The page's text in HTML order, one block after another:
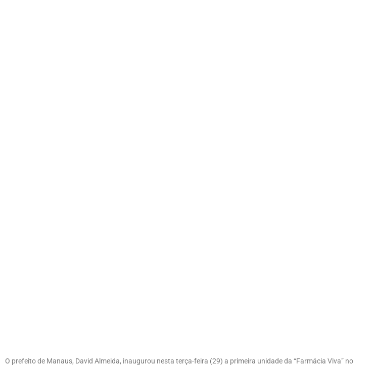
O prefeito de Manaus, David Almeida, inaugurou nesta terça-feira (29) a primeira unidade da “Farmácia Viva” no